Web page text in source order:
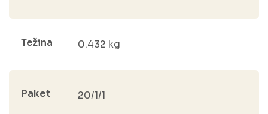
Težina 0.432 kg
Paket 20/1/1